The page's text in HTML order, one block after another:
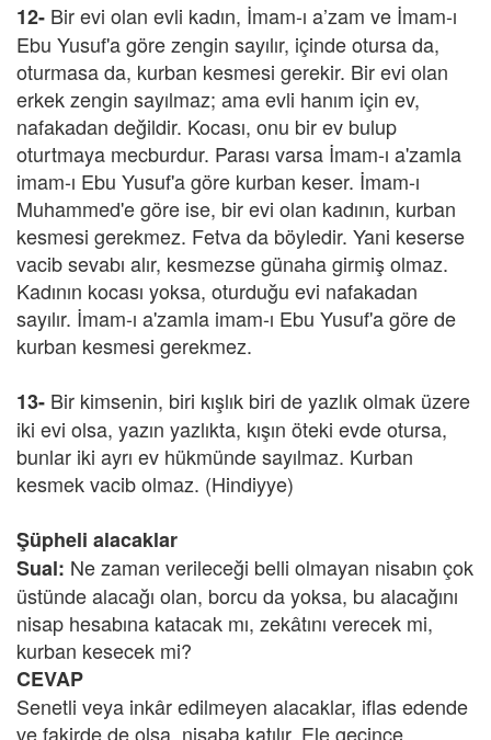
12- Bir evi olan evli kadın, İmam-ı a’zam ve İmam-ı
Ebu Yusuf'a göre zengin sayılır, içinde otursa da,
oturmasa da, kurban kesmesi gerekir. Bir evi olan
erkek zengin sayılmaz; ama evli hanım için ev,
nafakadan değildir. Kocası, onu bir ev bulup
oturtmaya mecburdur. Parası varsa İmam-ı a'zamla
imam-ı Ebu Yusuf'a göre kurban keser. İmam-ı
Muhammed'e göre ise, bir evi olan kadının, kurban
kesmesi gerekmez. Fetva da böyledir. Yani keserse
vacib sevabı alır, kesmezse günaha girmiş olmaz.
Kadının kocası yoksa, oturduğu evi nafakadan
sayılır. İmam-ı a'zamla imam-ı Ebu Yusuf'a göre de
kurban kesmesi gerekmez.
13- Bir kimsenin, biri kışlık biri de yazlık olmak üzere
iki evi olsa, yazın yazlıkta, kışın öteki evde otursa,
bunlar iki ayrı ev hükmünde sayılmaz. Kurban
kesmek vacib olmaz. (Hindiyye)
Şüpheli alacaklar
Sual: Ne zaman verileceği belli olmayan nisabın çok
üstünde alacağı olan, borcu da yoksa, bu alacağını
nisap hesabına katacak mı, zekâtını verecek mi,
kurban kesecek mi?
CEVAP
Senetli veya inkâr edilmeyen alacaklar, iflas edende
ve fakirde de olsa, nisaba katılır. Ele geçince,